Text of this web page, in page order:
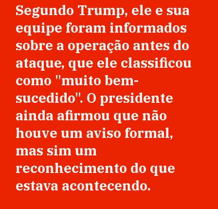
Segundo Trump, ele e sua
equipe foram informados
sobre a operação antes do
ataque, que ele classificou
como "muito bem-
sucedido". O presidente
ainda afirmou que não
houve um aviso formal,
mas sim um
reconhecimento do que
estava acontecendo.